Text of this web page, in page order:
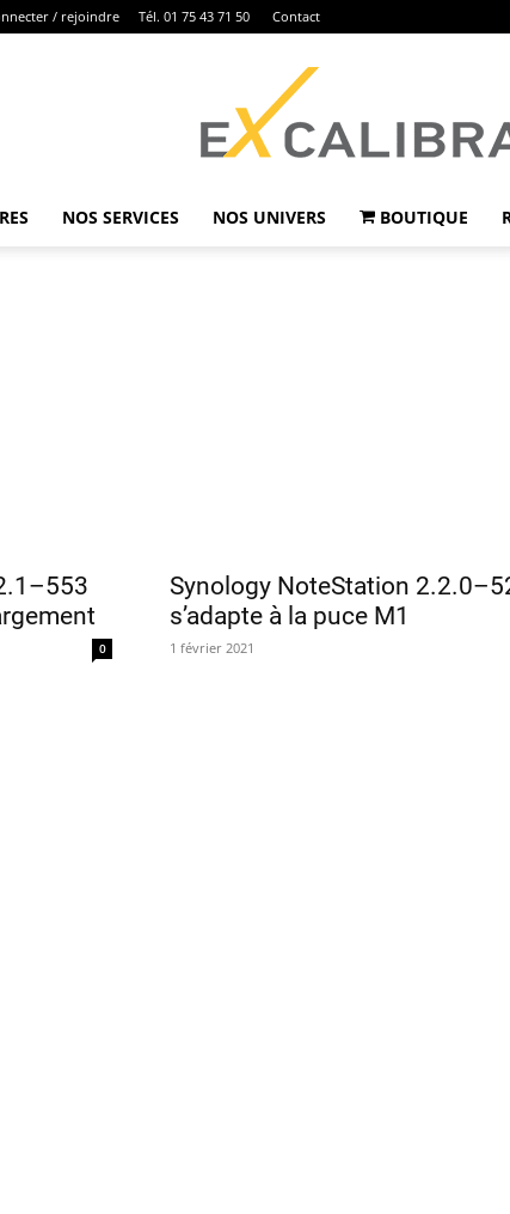
/ rejoindre Tél. 01 75 43 71 50 Contact
NOS SERVICES NOS UNIVERS BOUTIQUE
0
Synology NoteStation
s’adapte à la puce M1
1 février 2021